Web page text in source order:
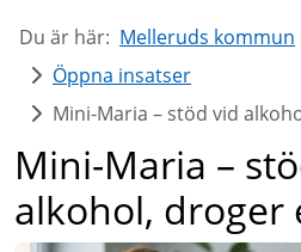
Du är här: Melleruds kommun
Öppna insatser
Mini-Maria – stöd vid
Mini-Maria –
alkohol, droger